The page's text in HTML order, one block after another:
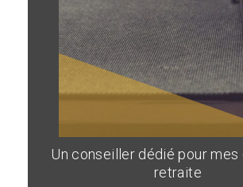
Un conseiller dédié pour mes
retraite